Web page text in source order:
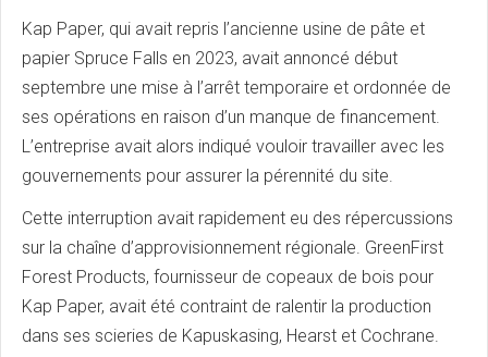
Kap Paper, qui avait repris l’ancienne usine de pâte et
papier Spruce Falls en 2023, avait annoncé début
septembre une mise à l’arrêt temporaire et ordonnée de
ses opérations en raison d’un manque de financement.
L’entreprise avait alors indiqué vouloir travailler avec les
gouvernements pour assurer la pérennité du site.
Cette interruption avait rapidement eu des répercussions
sur la chaîne d’approvisionnement régionale. GreenFirst
Forest Products, fournisseur de copeaux de bois pour
Kap Paper, avait été contraint de ralentir la production
dans ses scieries de Kapuskasing, Hearst et Cochrane.